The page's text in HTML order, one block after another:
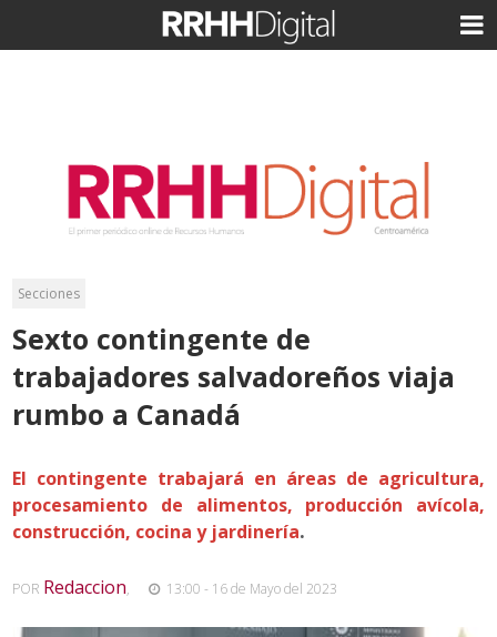
Secciones
Sexto contingente de
trabajadores salvadoreños viaja
rumbo a Canadá
El contingente trabajará en áreas de agricultura,
procesamiento de alimentos, producción avícola,
construcción, cocina y jardinería.
POR Redaccion, 13:00 - 16 de Mayo del 2023